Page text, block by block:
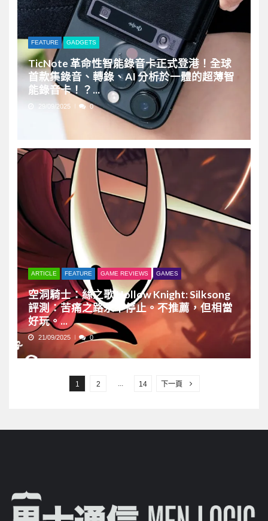
FEATURE GADGETS
TicNote 革命性智能錄音卡正式登港！全球
首款集錄音、轉錄、AI 分析於一體的超薄智
能錄音卡！？...
29/09/2025 0
ARTICLE FEATURE GAME REVIEWS GAMES
空洞騎士：絲之歌 Hollow Knight: Silksong
評測：苦痛之路永不停止。不推薦，但相當
好玩。...
21/09/2025 0
1 2 ... 14 下一頁